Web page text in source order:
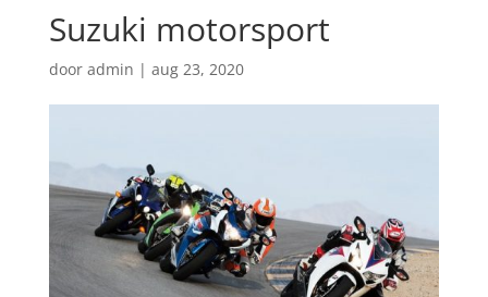
Suzuki motorsport
door admin | aug 23, 2020